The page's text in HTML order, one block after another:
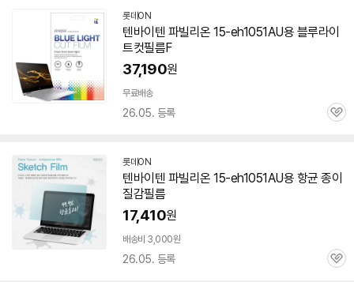
롯데ON
텐바이텐 파빌리온 15-eh1051AU용 블루라이
트컷필름F
37,190원
무료배송
26.05. 등록
관
롯데ON
텐바이텐 파빌리온 15-eh1051AU용 항균 종이
질감필름
17,410원
배송비 3,000원
26.05. 등록
관